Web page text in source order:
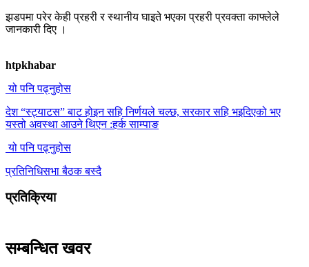
झडपमा परेर केही प्रहरी र स्थानीय घाइते भएका प्रहरी प्रवक्ता काफ्लेले
जानकारी दिए ।
htpkhabar
यो पनि पढ्नुहोस
देश “स्ट्याटस” बाट होइन सहि निर्णयले चल्छ, सरकार सहि भइदिएको भए
यस्तो अवस्था आउने थिएन :हर्क साम्पाङ
यो पनि पढ्नुहोस
प्रतिनिधिसभा बैठक बस्दै
प्रतिक्रिया
सम्बन्धित खवर